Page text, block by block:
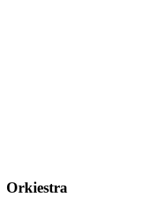
Orkiestra